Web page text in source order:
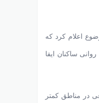
اعلام کرد که
ساکنان ایفا
در مناطق کمتر